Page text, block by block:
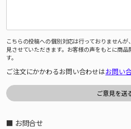
こちらの投稿への個別対応は行っておりません
見させていただきます。お客様の声をもとに商品
す。
ご注文にかかわるお問い合わせはお問い
■ お問合せ